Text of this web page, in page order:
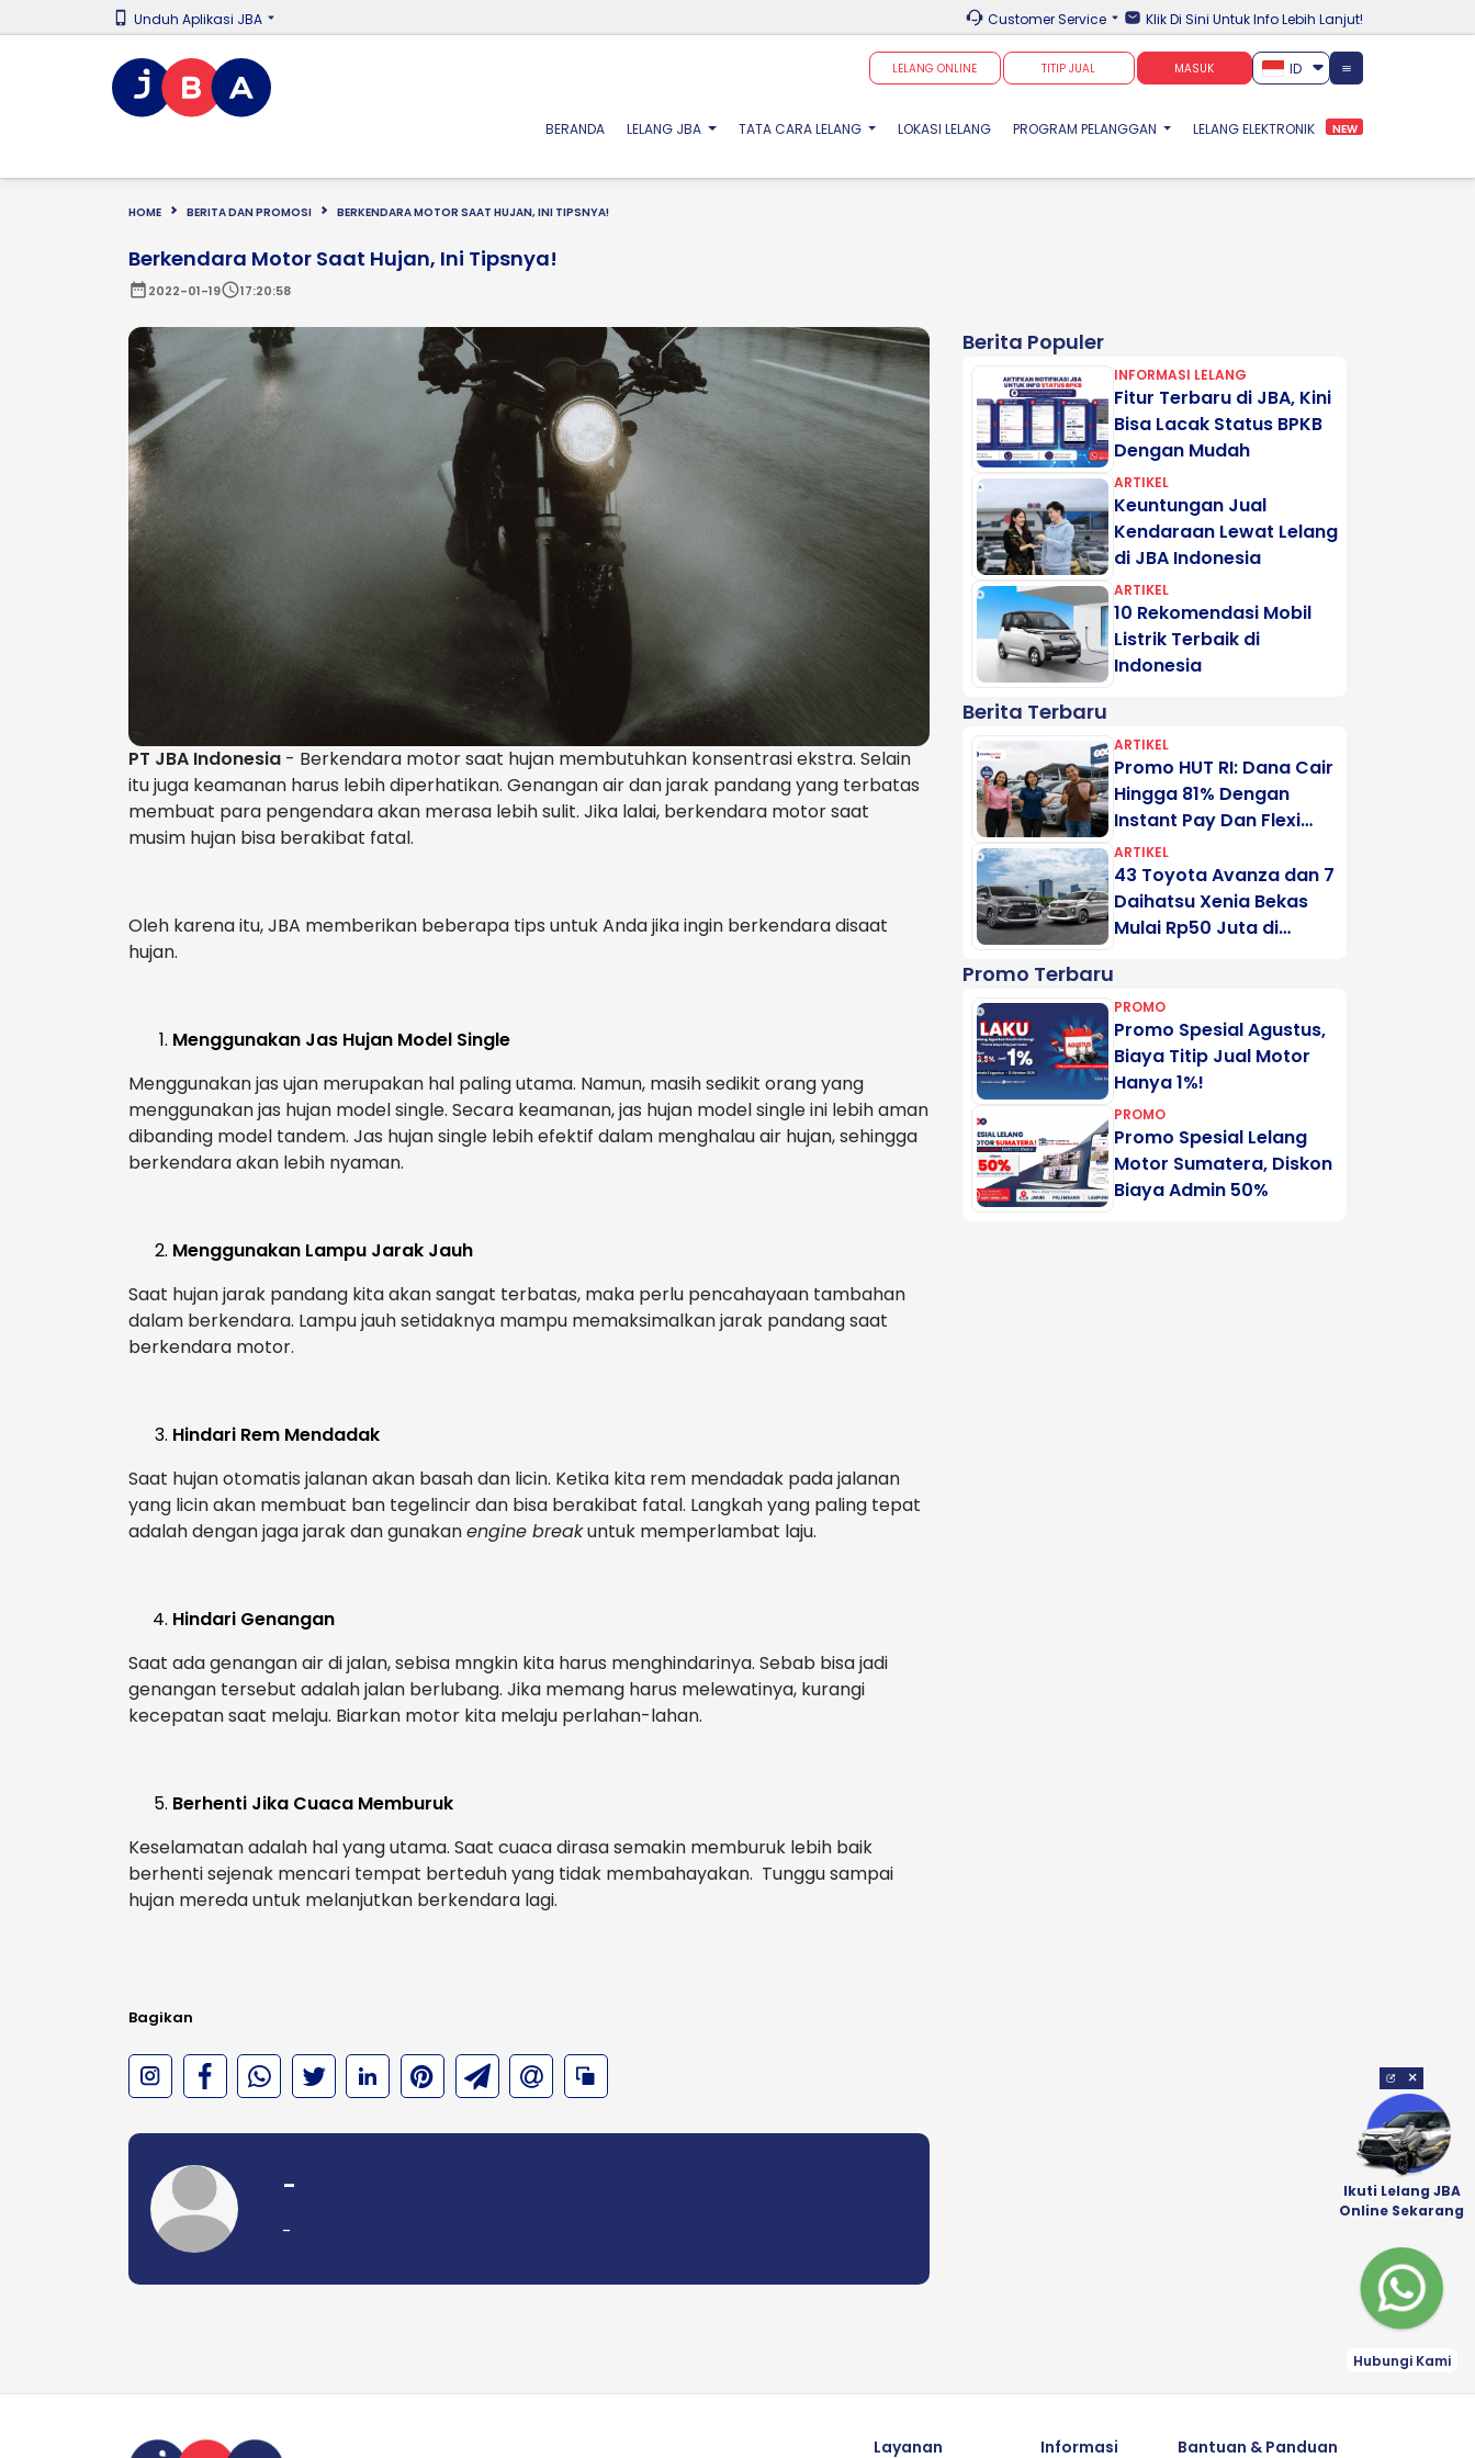
Unduh Aplikasi JBA Customer Service Klik Di Sini Untuk Info Lebih Lanjut!
LELANG ONLINE TITIP JUAL MASUK ID
BERANDA(CURRENT)
LELANG JBA TATA CARA LELANG LOKASI LELANG PROGRAM PELANGGAN LELANG ELEKTRONIK NEW
HOME BERITA DAN PROMOSI BERKENDARA MOTOR SAAT HUJAN, INI TIPSNYA!
Berkendara Motor Saat Hujan, Ini Tipsnya!
date_range2022-01-19schedule17:20:58
PT JBA Indonesia - Berkendara motor saat hujan membutuhkan konsentrasi ekstra. Selain
itu juga keamanan harus lebih diperhatikan. Genangan air dan jarak pandang yang terbatas
membuat para pengendara akan merasa lebih sulit. Jika lalai, berkendara motor saat
musim hujan bisa berakibat fatal.
Oleh karena itu, JBA memberikan beberapa tips untuk Anda jika ingin berkendara disaat
hujan.
Menggunakan Jas Hujan Model Single
Menggunakan jas ujan merupakan hal paling utama. Namun, masih sedikit orang yang
menggunakan jas hujan model single. Secara keamanan, jas hujan model single ini lebih aman
dibanding model tandem. Jas hujan single lebih efektif dalam menghalau air hujan, sehingga
berkendara akan lebih nyaman.
Menggunakan Lampu Jarak Jauh
Saat hujan jarak pandang kita akan sangat terbatas, maka perlu pencahayaan tambahan
dalam berkendara. Lampu jauh setidaknya mampu memaksimalkan jarak pandang saat
berkendara motor.
Hindari Rem Mendadak
Saat hujan otomatis jalanan akan basah dan licin. Ketika kita rem mendadak pada jalanan
yang licin akan membuat ban tegelincir dan bisa berakibat fatal. Langkah yang paling tepat
adalah dengan jaga jarak dan gunakanengine breakuntuk memperlambat laju.
Hindari Genangan
Saat ada genangan air di jalan, sebisa mngkin kita harus menghindarinya. Sebab bisa jadi
genangan tersebut adalah jalan berlubang. Jika memang harus melewatinya, kurangi
kecepatan saat melaju. Biarkan motor kita melaju perlahan-lahan.
Berhenti Jika Cuaca Memburuk
Keselamatan adalah hal yang utama. Saat cuaca dirasa semakin memburuk lebih baik
berhenti sejenak mencari tempat berteduh yang tidak membahayakan. Tunggu sampai
hujan mereda untuk melanjutkan berkendara lagi.
Bagikan
-
-
Berita Populer
INFORMASI LELANG
Fitur Terbaru di JBA, Kini
Bisa Lacak Status BPKB
Dengan Mudah
ARTIKEL
Keuntungan Jual
Kendaraan Lewat Lelang
di JBA Indonesia
ARTIKEL
10 Rekomendasi Mobil
Listrik Terbaik di
Indonesia
Berita Terbaru
ARTIKEL
Promo HUT RI: Dana Cair
Hingga 81% Dengan
Instant Pay Dan Flexi
Pay Motogadai
ARTIKEL
43 Toyota Avanza dan 7
Daihatsu Xenia Bekas
Mulai Rp50 Juta di
Promo Terbaru
PROMO
Promo Spesial Agustus,
Biaya Titip Jual Motor
Hanya 1%!
PROMO
Promo Spesial Lelang
Motor Sumatera, Diskon
Biaya Admin 50%
Layanan Informasi Bantuan & Panduan
×
Ikuti Lelang JBA
Online Sekarang
Hubungi Kami